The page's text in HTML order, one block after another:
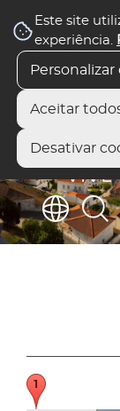
Este site
experiência.
Personalizar
Aceitar
Desativar